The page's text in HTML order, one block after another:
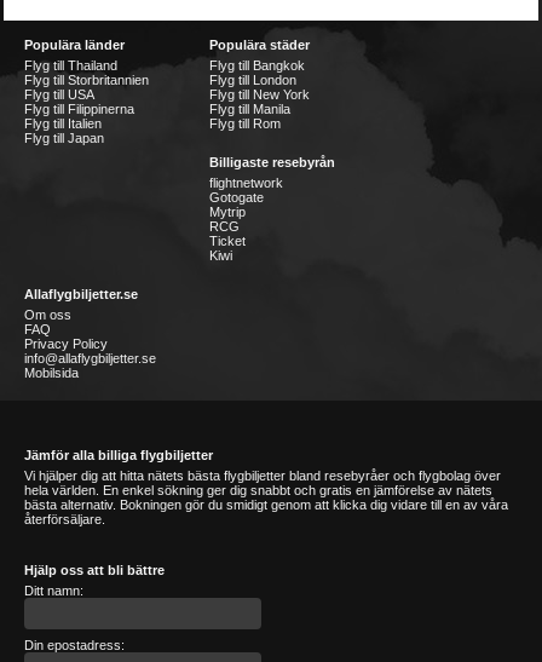
Populära länder
Flyg till Thailand
Flyg till Storbritannien
Flyg till USA
Flyg till Filippinerna
Flyg till Italien
Flyg till Japan
Populära städer
Flyg till Bangkok
Flyg till London
Flyg till New York
Flyg till Manila
Flyg till Rom
Billigaste resebyrån
flightnetwork
Gotogate
Mytrip
RCG
Ticket
Kiwi
Allaflygbiljetter.se
Om oss
FAQ
Privacy Policy
info@allaflygbiljetter.se
Mobilsida
Jämför alla billiga flygbiljetter
Vi hjälper dig att hitta nätets bästa flygbiljetter bland resebyråer och flygbolag över
hela världen. En enkel sökning ger dig snabbt och gratis en jämförelse av nätets
bästa alternativ. Bokningen gör du smidigt genom att klicka dig vidare till en av våra
återförsäljare.
Hjälp oss att bli bättre
Ditt namn:
Din epostadress: